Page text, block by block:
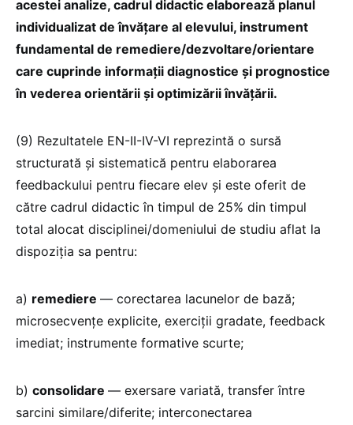
acestei analize, cadrul didactic elaborează planul
individualizat de învățare al elevului, instrument
fundamental de remediere/dezvoltare/orientare
care cuprinde informații diagnostice și prognostice
în vederea orientării și optimizării învățării.
(9) Rezultatele EN-II-IV-VI reprezintă o sursă
structurată și sistematică pentru elaborarea
feedbackului pentru fiecare elev și este oferit de
către cadrul didactic în timpul de 25% din timpul
total alocat disciplinei/domeniului de studiu aflat la
dispoziția sa pentru:
a) remediere — corectarea lacunelor de bază;
microsecvențe explicite, exerciții gradate, feedback
imediat; instrumente formative scurte;
b) consolidare — exersare variată, transfer între
sarcini similare/diferite; interconectarea